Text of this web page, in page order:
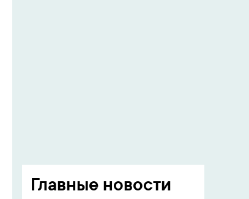
Главные новости